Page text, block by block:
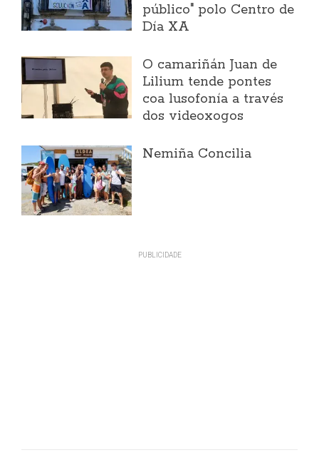
público" polo Centro de
Día XA
O camariñán Juan de
Lilium tende pontes
coa lusofonía a través
dos videoxogos
Nemiña Concilia